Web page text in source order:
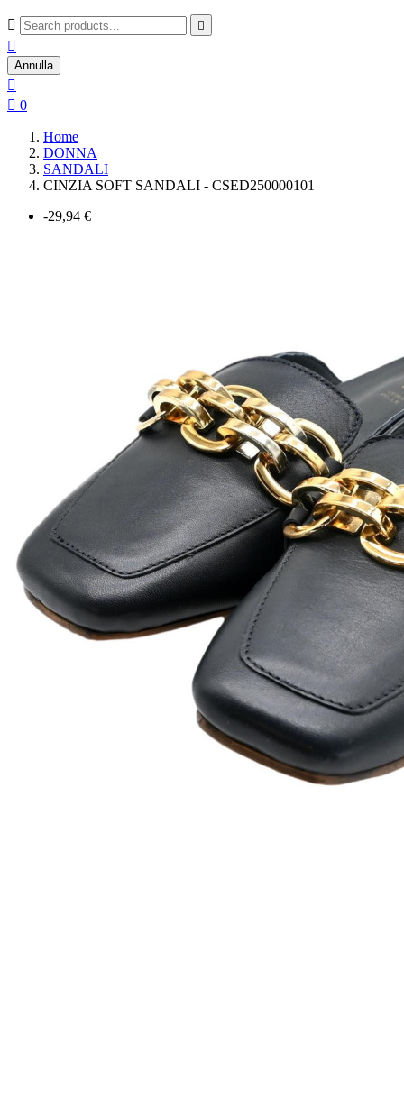
 

Annulla

 0
Home
DONNA
SANDALI
CINZIA SOFT SANDALI - CSED250000101
-29,94 €